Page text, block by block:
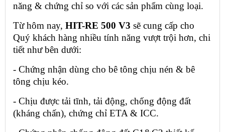
năng & chứng chỉ so với các sản phẩm cùng loại.
Từ hôm nay, HIT-RE 500 V3 sẽ cung cấp cho
Quý khách hàng nhiều tính năng vượt trội hơn, chi
tiết như bên dưới:
- Chứng nhận dùng cho bê tông chịu nén & bê
tông chịu kéo.
- Chịu được tải tĩnh, tải động, chống động đất
(kháng chấn), chứng chỉ ETA & ICC.